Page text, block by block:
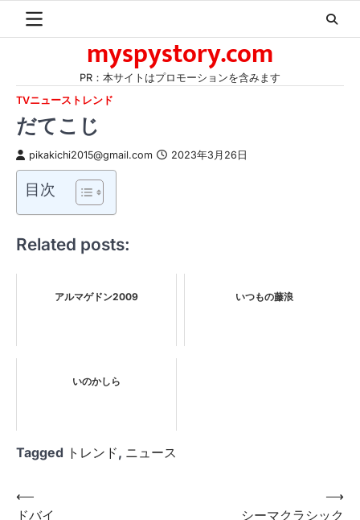
myspystory.com
PR：本サイトはプロモーションを含みます
TVニューストレンド
だてこじ
pikakichi2015@gmail.com 2023年3月26日
目次
Related posts:
アルマゲドン2009 いつもの藤浪
いのかしら
Tagged トレンド, ニュース
投
⟵
ドバイ
シーマクラシック
⟶